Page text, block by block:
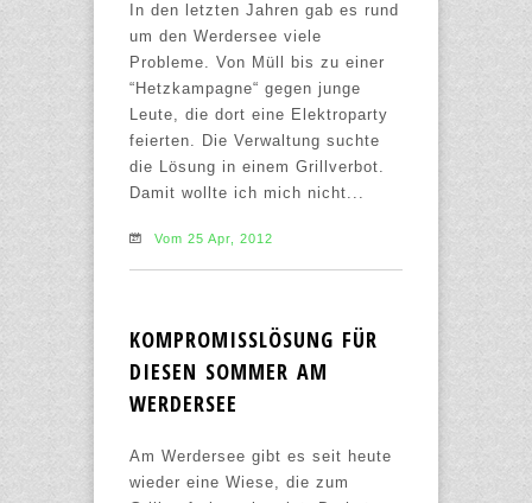
In den letzten Jahren gab es rund
um den Werdersee viele
Probleme. Von Müll bis zu einer
“Hetzkampagne“ gegen junge
Leute, die dort eine Elektroparty
feierten. Die Verwaltung suchte
die Lösung in einem Grillverbot.
Damit wollte ich mich nicht...
Vom 25 Apr, 2012
KOMPROMISSLÖSUNG FÜR
DIESEN SOMMER AM
WERDERSEE
Am Werdersee gibt es seit heute
wieder eine Wiese, die zum